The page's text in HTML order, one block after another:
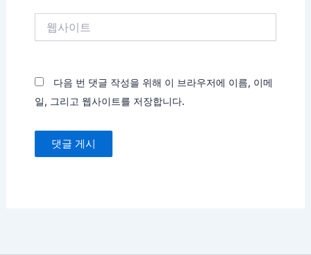
다음 번 댓글 작성을 위해 이 브라우저에 이름, 이메
일, 그리고 웹사이트를 저장합니다.